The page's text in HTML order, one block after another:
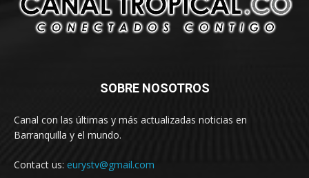
SOBRE NOSOTROS
Canal con las últimas y más actualizadas noticias en
Barranquilla y el mundo.
Contact us: eurystv@gmail.com